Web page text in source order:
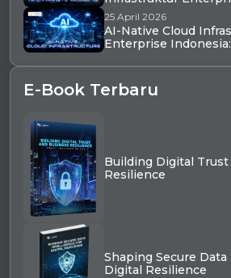
Produksi di
Hari
25 April 2026
AI-Native Cloud
Enterprise
AI Terintegrasi
E-Book Terbaru
Building Digital Trust
Resilience
Shaping Secure
Digital Resilience